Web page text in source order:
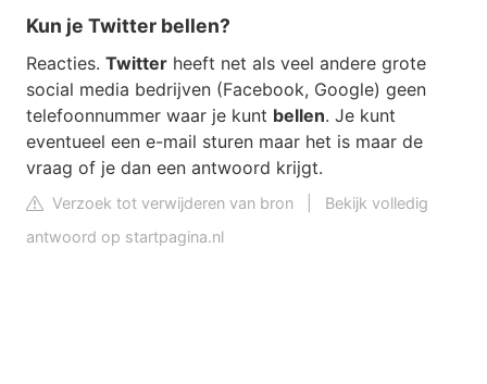
Kun je Twitter bellen?
Reacties. Twitter heeft net als veel andere grote
social media bedrijven (Facebook, Google) geen
telefoonnummer waar je kunt bellen. Je kunt
eventueel een e-mail sturen maar het is maar de
vraag of je dan een antwoord krijgt.
Verzoek tot verwijderen van bron
Bekijk volledig
antwoord op startpagina.nl